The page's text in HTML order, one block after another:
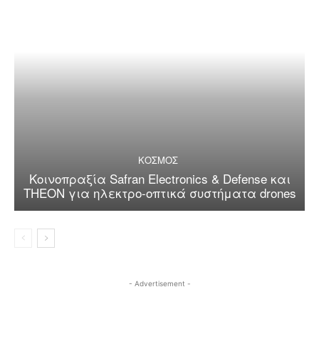
ΚΟΣΜΟΣ
Κοινοπραξία Safran Electronics & Defense και
THEON για ηλεκτρο-οπτικά συστήματα drones
- Advertisement -